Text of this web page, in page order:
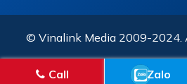
© Vinalink Media 2009-2024.
Call Zalo